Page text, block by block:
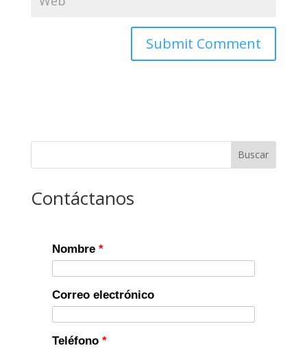
Buscar
Contáctanos
Nombre *
Correo electrónico
Teléfono *